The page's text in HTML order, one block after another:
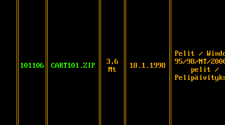
101106 CART101.ZIP
3,6
Mt
18.1.1998
Pelit /
95/98/NT/
pelit /